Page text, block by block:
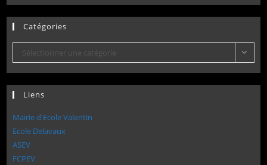
b
o
o
k
t
e
r
Catégories
Catégories
Sélectionner une catégorie
Liens
Mairie d'Ecole Valentin
Ecole Delavaux
ASEV
FCPEV